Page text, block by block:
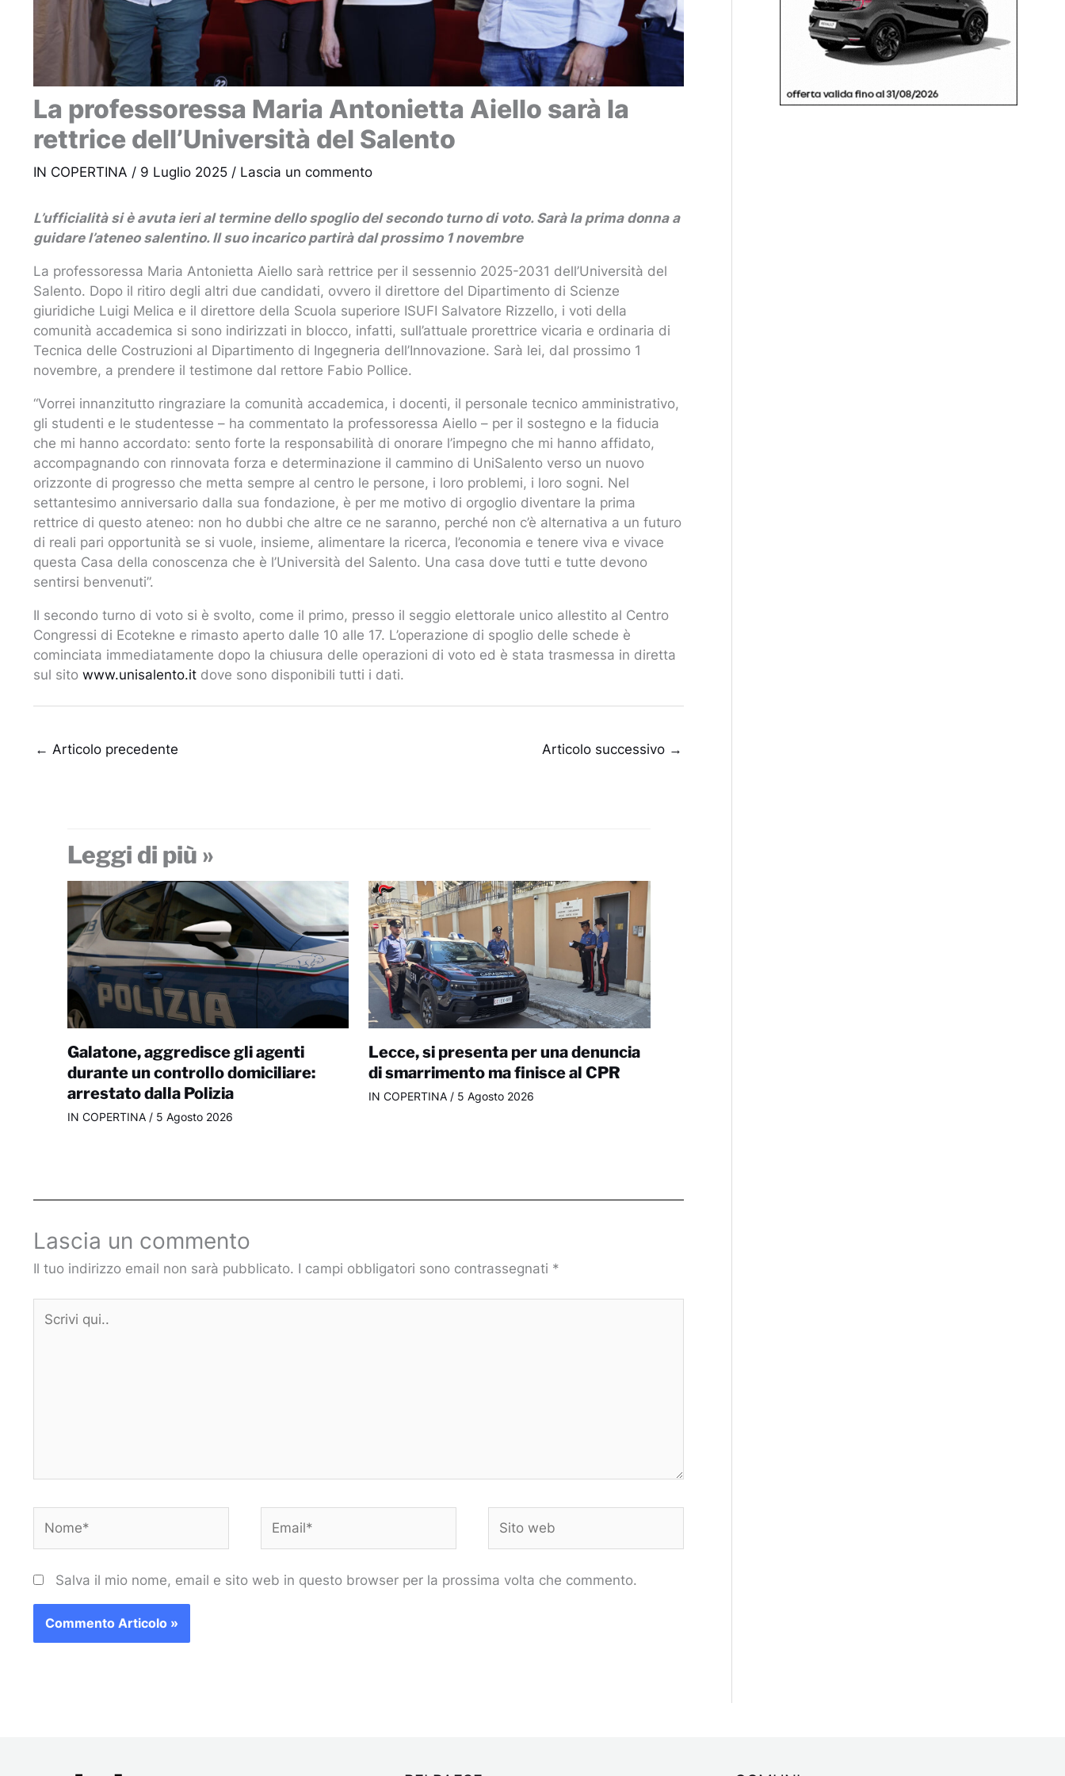
La professoressa Maria Antonietta Aiello sarà la
rettrice dell’Università del Salento
IN COPERTINA / 9 Luglio 2025 / Lascia un commento
L’ufficialità si è avuta ieri al termine dello spoglio del secondo turno di voto. Sarà la prima donna a
guidare l’ateneo salentino. Il suo incarico partirà dal prossimo 1 novembre
La professoressa Maria Antonietta Aiello sarà rettrice per il sessennio 2025-2031 dell’Università del
Salento. Dopo il ritiro degli altri due candidati, ovvero il direttore del Dipartimento di Scienze
giuridiche Luigi Melica e il direttore della Scuola superiore ISUFI Salvatore Rizzello, i voti della
comunità accademica si sono indirizzati in blocco, infatti, sull’attuale prorettrice vicaria e ordinaria di
Tecnica delle Costruzioni al Dipartimento di Ingegneria dell’Innovazione. Sarà lei, dal prossimo 1
novembre, a prendere il testimone dal rettore Fabio Pollice.
“Vorrei innanzitutto ringraziare la comunità accademica, i docenti, il personale tecnico amministrativo,
gli studenti e le studentesse – ha commentato la professoressa Aiello – per il sostegno e la fiducia
che mi hanno accordato: sento forte la responsabilità di onorare l’impegno che mi hanno affidato,
accompagnando con rinnovata forza e determinazione il cammino di UniSalento verso un nuovo
orizzonte di progresso che metta sempre al centro le persone, i loro problemi, i loro sogni. Nel
settantesimo anniversario dalla sua fondazione, è per me motivo di orgoglio diventare la prima
rettrice di questo ateneo: non ho dubbi che altre ce ne saranno, perché non c’è alternativa a un futuro
di reali pari opportunità se si vuole, insieme, alimentare la ricerca, l’economia e tenere viva e vivace
questa Casa della conoscenza che è l’Università del Salento. Una casa dove tutti e tutte devono
sentirsi benvenuti”.
Il secondo turno di voto si è svolto, come il primo, presso il seggio elettorale unico allestito al Centro
Congressi di Ecotekne e rimasto aperto dalle 10 alle 17. L’operazione di spoglio delle schede è
cominciata immediatamente dopo la chiusura delle operazioni di voto ed è stata trasmessa in diretta
sul sito www.unisalento.it dove sono disponibili tutti i dati.
← Articolo precedente Articolo successivo →
Leggi di più »
Galatone, aggredisce gli agenti
durante un controllo domiciliare:
arrestato dalla Polizia
IN COPERTINA/ 5 Agosto 2026
Lecce, si presenta per una denuncia
di smarrimento ma finisce al CPR
IN COPERTINA / 5 Agosto 2026
Lascia un commento
Il tuo indirizzo email non sarà pubblicato. I campi obbligatori sono contrassegnati *
qui..
web
Salva il mio nome, email e sito web in questo browser per la prossima volta che commento.